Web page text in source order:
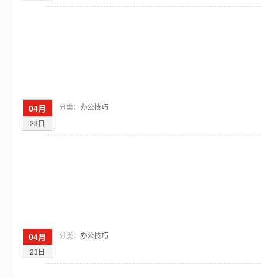
04月
23日
分类： 办公技巧
04月
23日
分类： 办公技巧